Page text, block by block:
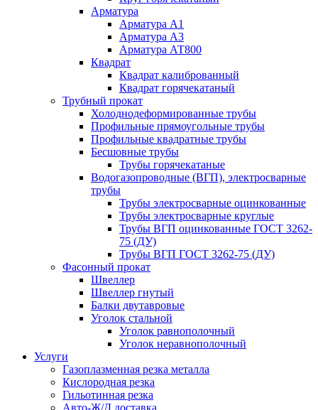
Арматура
Арматура А1
Арматура А3
Арматура АТ800
Квадрат
Квадрат калиброванный
Квадрат горячекатаный
Трубный прокат
Холоднодеформированные трубы
Профильные прямоугольные трубы
Профильные квадратные трубы
Бесшовные трубы
Трубы горячекатаные
Водогазопроводные (ВГП), электросварные
трубы
Трубы электросварные оцинкованные
Трубы электросварные круглые
Трубы ВГП оцинкованные ГОСТ 3262-
75 (ДУ)
Трубы ВГП ГОСТ 3262-75 (ДУ)
Фасонный прокат
Швеллер
Швеллер гнутый
Балки двутавровые
Уголок стальной
Уголок равнополочный
Уголок неравнополочный
Услуги
Газоплазменная резка металла
Кислородная резка
Гильотинная резка
Авто-Ж/Д доставка